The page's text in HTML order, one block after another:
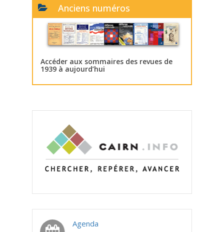
Anciens numéros
Accéder aux sommaires des revues de
1939 à aujourd’hui
Agenda